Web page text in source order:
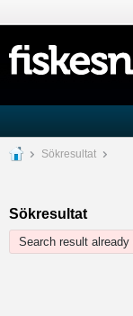
Sökresultat
Sökresultat
Search result